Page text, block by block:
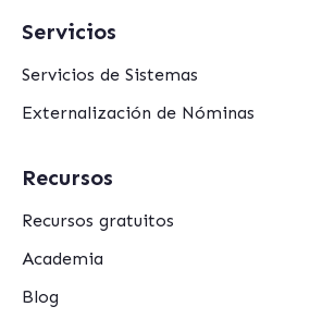
Servicios
Servicios de Sistemas
Externalización de Nóminas
Recursos
Recursos gratuitos
Academia
Blog